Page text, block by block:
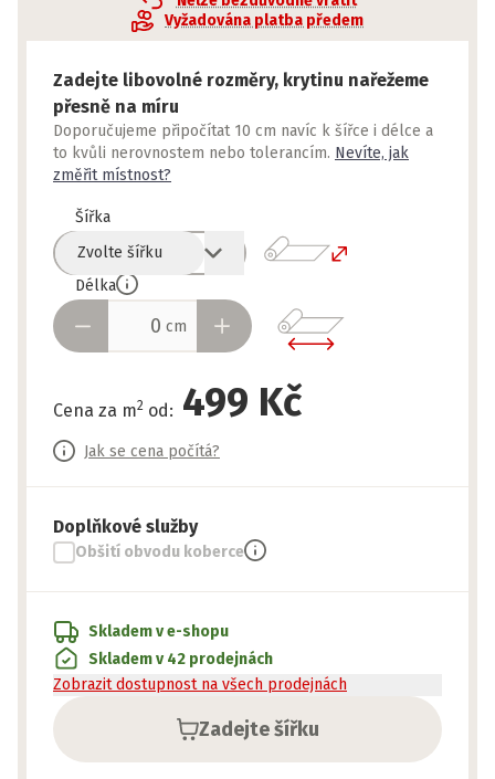
Vyžadována platba předem
Zadejte libovolné rozměry, krytinu nařežeme
přesně na míru
Doporučujeme připočítat 10 cm navíc k šířce i délce a
to kvůli nerovnostem nebo tolerancím. Nevíte, jak
změřit místnost?
Šířka
Zvolte šířku
Délka
cm
Cena za m2 od: 499 Kč
Jak se cena počítá?
Doplňkové služby
Obšití obvodu koberce
Zadejte šířku
Skladem v e-shopu
Skladem v 42 prodejnách
Zobrazit dostupnost na všech prodejnách